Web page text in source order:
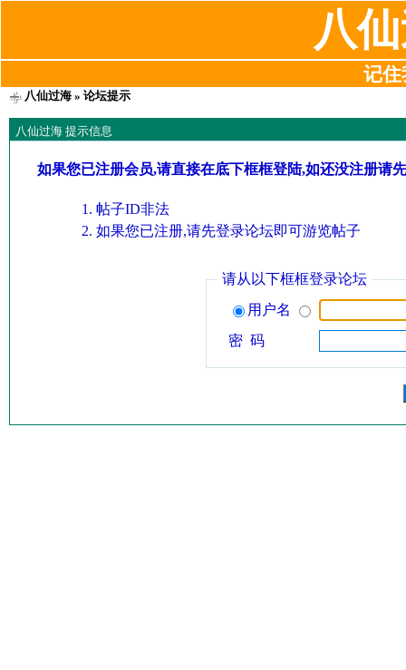
八
记住
八仙过海» 论坛提示
八仙过海 提示信息
如果您已注册会员,请直接在底下框框登陆,如还没注册请
帖子ID非法
如果您已注册,请先登录论坛即可游览帖子
请从以下框框登录论坛
用户名
密 码